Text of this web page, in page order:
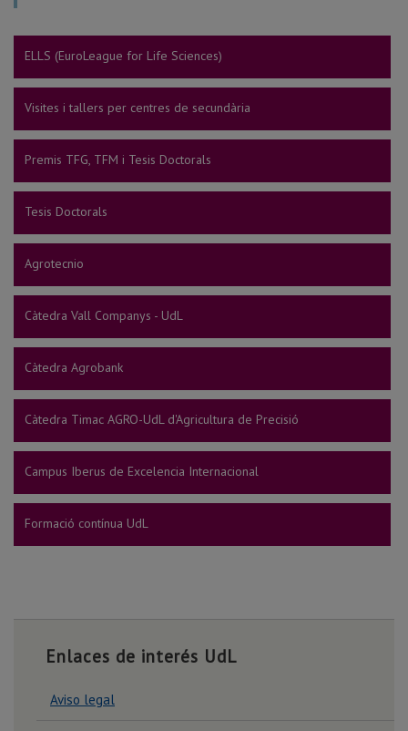
ELLS (EuroLeague for Life Sciences)
Visites i tallers per centres de secundària
Premis TFG, TFM i Tesis Doctorals
Tesis Doctorals
Agrotecnio
Càtedra Vall Companys - UdL
Càtedra Agrobank
Càtedra Timac AGRO-UdL d'Agricultura de Precisió
Campus Iberus de Excelencia Internacional
Formació contínua UdL
Enlaces de interés UdL
Aviso legal